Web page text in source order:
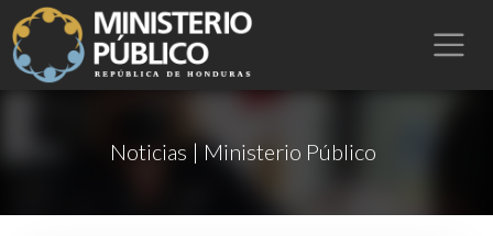
Noticias | Ministerio Público